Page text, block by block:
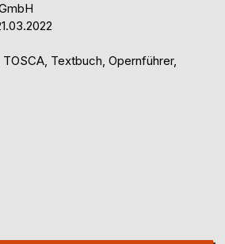
Textbuch, Opernführer,